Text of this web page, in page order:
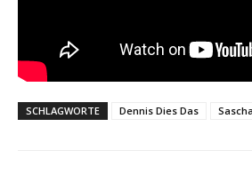
SCHLAGWORTE Dennis Dies Das